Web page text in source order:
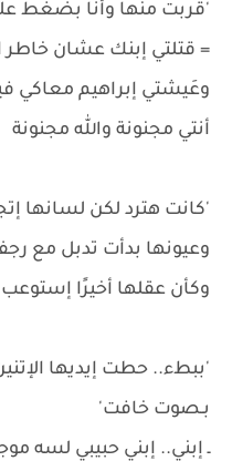
'قربت منها وأنا بضغط
= قتلتي إبنك عشان خاطر
وعَيشتي إبراهيم معاكي
أنتي مجنونة والله مجنونة
'كانت هترد لكن لسانها
وعيونها بدأت تدبل مع
وكأن عقلها أخيرًا إستوعب
'ببطء.. حطت إيديها
بـصوت خافت'
ـ إبني.. إبني حبيبي لسه